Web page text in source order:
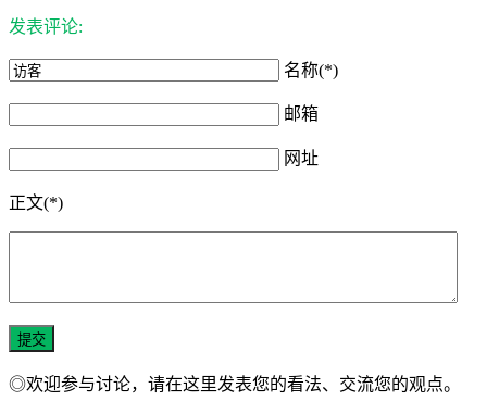
发表评论:
名称(*)
邮箱
网址
正文(*)
◎欢迎参与讨论，请在这里发表您的看法、交流您的观点。